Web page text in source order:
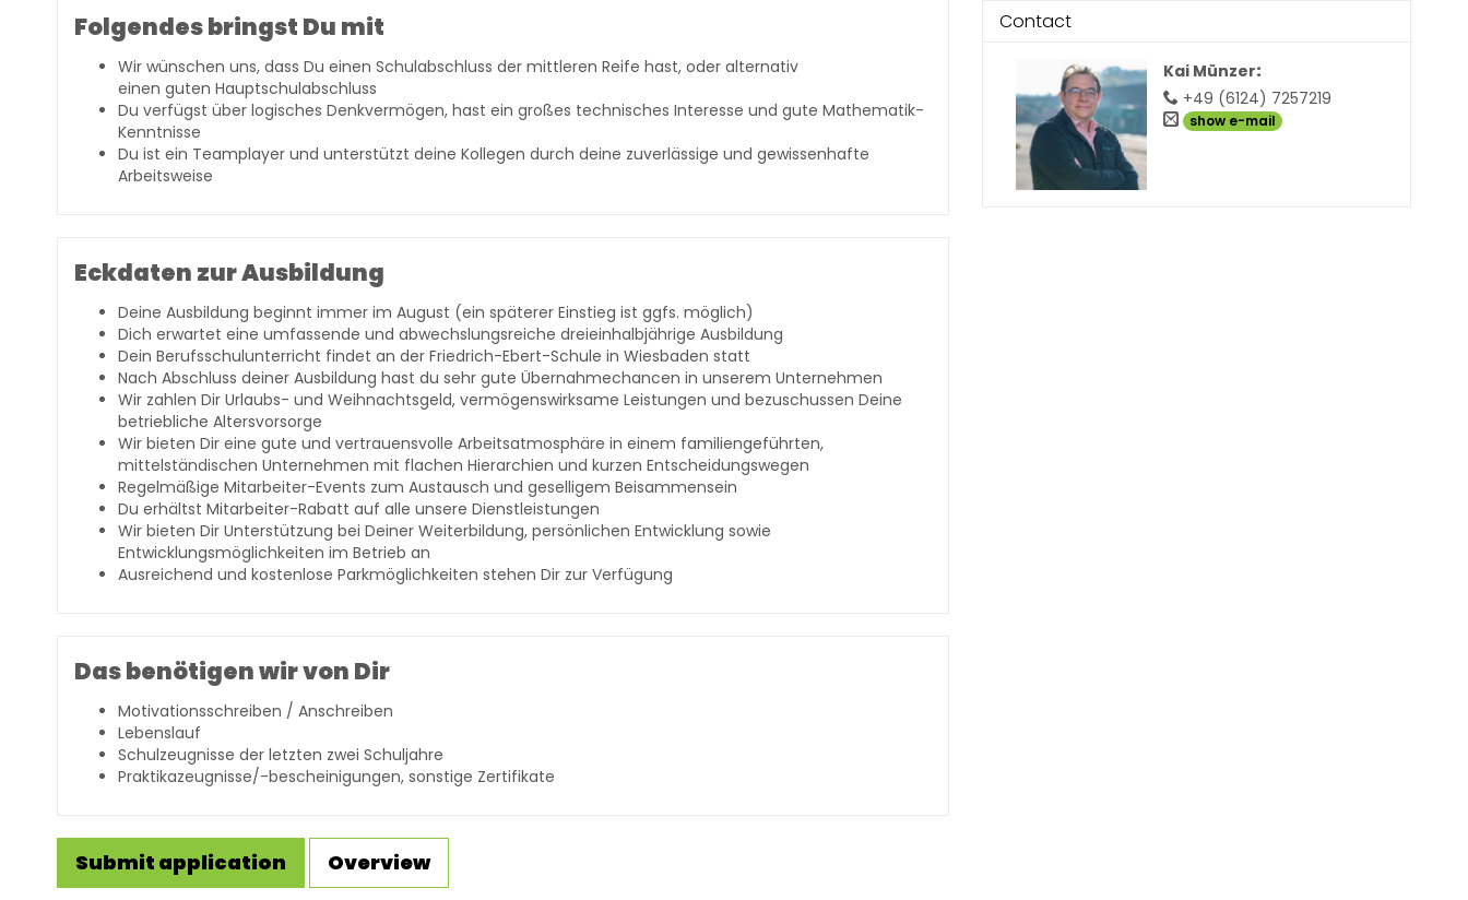
Folgendes bringst Du mit
Wir wünschen uns, dass Du einen Schulabschluss der mittleren Reife hast, oder alternativ
einen guten Hauptschulabschluss
Du verfügst über logisches Denkvermögen, hast ein großes technisches Interesse und gute Mathematik-
Kenntnisse
Du ist ein Teamplayer und unterstützt deine Kollegen durch deine zuverlässige und gewissenhafte
Arbeitsweise
Eckdaten zur Ausbildung
Deine Ausbildung beginnt immer im August (ein späterer Einstieg ist ggfs. möglich)
Dich erwartet eine umfassende und abwechslungsreiche dreieinhalbjährige Ausbildung
Dein Berufsschulunterricht findet an der Friedrich-Ebert-Schule in Wiesbaden statt
Nach Abschluss deiner Ausbildung hast du sehr gute Übernahmechancen in unserem Unternehmen
Wir zahlen Dir Urlaubs- und Weihnachtsgeld, vermögenswirksame Leistungen und bezuschussen Deine
betriebliche Altersvorsorge
Wir bieten Dir eine gute und vertrauensvolle Arbeitsatmosphäre in einem familiengeführten,
mittelständischen Unternehmen mit flachen Hierarchien und kurzen Entscheidungswegen
Regelmäßige Mitarbeiter-Events zum Austausch und geselligem Beisammensein
Du erhältst Mitarbeiter-Rabatt auf alle unsere Dienstleistungen
Wir bieten Dir Unterstützung bei Deiner Weiterbildung, persönlichen Entwicklung sowie
Entwicklungsmöglichkeiten im Betrieb an
Ausreichend und kostenlose Parkmöglichkeiten stehen Dir zur Verfügung
Das benötigen wir von Dir
Motivationsschreiben / Anschreiben
Lebenslauf
Schulzeugnisse der letzten zwei Schuljahre
Praktikazeugnisse/-bescheinigungen, sonstige Zertifikate
Submit application Overview
Contact
Kai Münzer:
+49 (6124) 7257219
show e-mail